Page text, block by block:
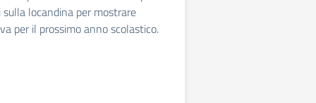
locandina per mostrare
per il prossimo anno scolastico.